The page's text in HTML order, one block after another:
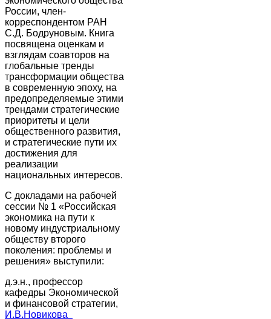
России, член-
корреспондентом РАН
С.Д. Бодруновым. Книга
посвящена оценкам и
взглядам соавторов на
глобальные тренды
трансформации общества
в современную эпоху, на
предопределяемые этими
трендами стратегические
приоритеты и цели
общественного развития,
и стратегические пути их
достижения для
реализации
национальных интересов.
С докладами на рабочей
сессии № 1 «Российская
экономика на пути к
новому индустриальному
обществу второго
поколения: проблемы и
решения» выступили:
д.э.н., профессор
кафедры Экономической
и финансовой стратегии,
И.В.Новикова